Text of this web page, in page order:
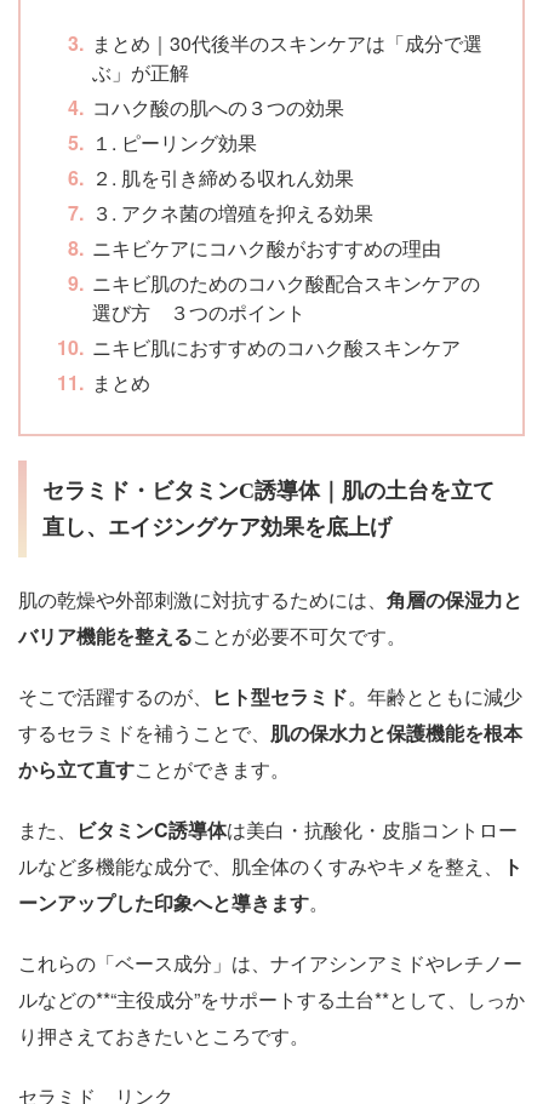
まとめ｜30代後半のスキンケアは「成分で選
ぶ」が正解
コハク酸の肌への３つの効果
１. ピーリング効果
２. 肌を引き締める収れん効果
３. アクネ菌の増殖を抑える効果
ニキビケアにコハク酸がおすすめの理由
ニキビ肌のためのコハク酸配合スキンケアの
選び方 ３つのポイント
ニキビ肌におすすめのコハク酸スキンケア
まとめ
セラミド・ビタミンC誘導体｜肌の土台を立て
直し、エイジングケア効果を底上げ
肌の乾燥や外部刺激に対抗するためには、 角層の保湿力と
バリア機能を整えることが必要不可欠です。
そこで活躍するのが、 ヒト型セラミド。年齢とともに減少
するセラミドを補うことで、 肌の保水力と保護機能を根本
から立て直すことができます。
また、 ビタミンC誘導体は美白・抗酸化・皮脂コントロー
ルなど多機能な成分で、肌全体のくすみやキメを整え、
ト
ーンアップした印象へと導きます。
これらの「ベース成分」は、ナイアシンアミドやレチノー
ルなどの**“主役成分”をサポートする土台**として、しっか
り押さえておきたいところです。
セラミド リンク